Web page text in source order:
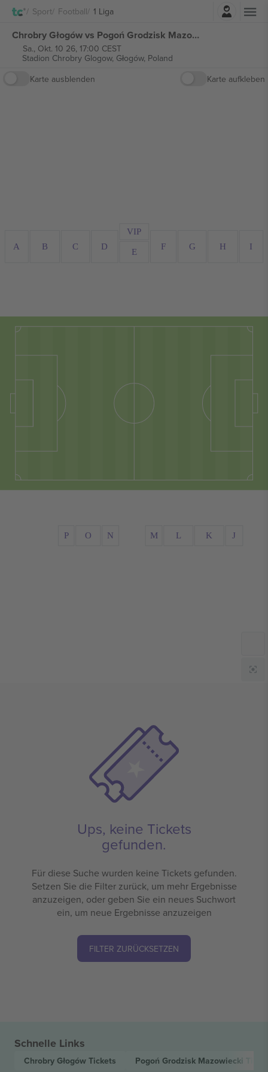
Sport Football 1 Liga
Chrobry Głogów vs Pogoń Grodzisk Mazowiecki 1 Liga tickets
Sa., Okt. 10 26, 17:00 CEST
Stadion Chrobry Glogow, Głogów, Poland
Karte ausblenden
Karte aufkleben
A B C D
E
F G H I
P O N M L K J
VIP
Ups, keine Tickets
gefunden.
Für diese Suche wurden keine Tickets gefunden.
Setzen Sie die Filter zurück, um mehr Ergebnisse
anzuzeigen, oder geben Sie ein neues Suchwort
ein, um neue Ergebnisse anzuzeigen
FILTER ZURÜCKSETZEN
Schnelle Links
Chrobry Głogów Tickets Pogoń Grodzisk Mazowiecki